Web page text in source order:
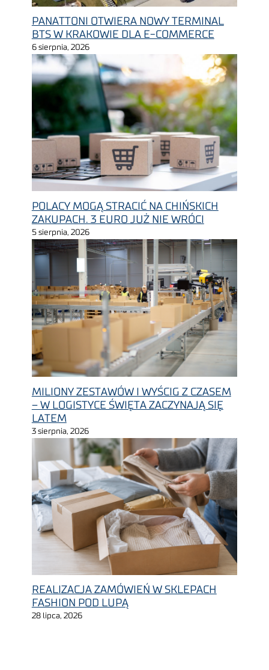
PANATTONI OTWIERA NOWY TERMINAL
BTS W KRAKOWIE DLA E-COMMERCE
6 sierpnia, 2026
POLACY MOGĄ STRACIĆ NA CHIŃSKICH
ZAKUPACH. 3 EURO JUŻ NIE WRÓCI
5 sierpnia, 2026
MILIONY ZESTAWÓW I WYŚCIG Z CZASEM
– W LOGISTYCE ŚWIĘTA ZACZYNAJĄ SIĘ
LATEM
3 sierpnia, 2026
REALIZACJA ZAMÓWIEŃ W SKLEPACH
FASHION POD LUPĄ
28 lipca, 2026